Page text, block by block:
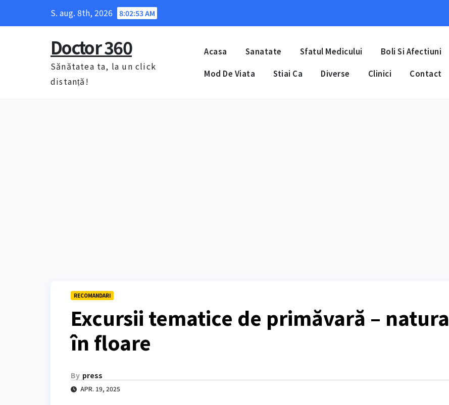
S. aug. 8th, 2026 8:02:54 AM
Doctor 360
Sănătatea ta, la un click
distanță!
Acasa Sanatate Sfatul Medicului Boli Si Afectiuni
Mod De Viata Stiai Ca Diverse Clinici Contact
RECOMANDARI
Excursii tematice de primăvară – natura
în floare
By press
APR. 19, 2025